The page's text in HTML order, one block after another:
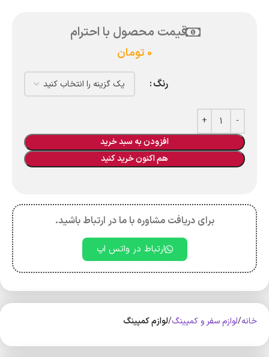
قیمت محصول با احترام
0 تومان
رنگ
افزودن به سبد خرید
هم اکنون خرید کنید
برای دریافت مشاوره با ما در ارتباط باشید.
ارتباط در واتس اپ
خانه لوازم سفر و کمپینگ لوازم کمپینگ